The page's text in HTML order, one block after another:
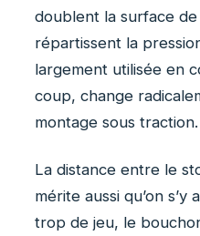
doublent la surface
répartissent la
largement utilisée en
coup, change
montage sous traction.
La distance entre le
mérite aussi qu’on s’y
trop de jeu, le